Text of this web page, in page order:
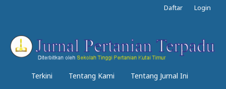
Terkini Tentang Kami Tentang Jurnal Ini
Daftar Login